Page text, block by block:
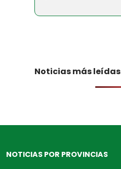
Noticias más leídas
NOTICIAS POR PROVINCIAS